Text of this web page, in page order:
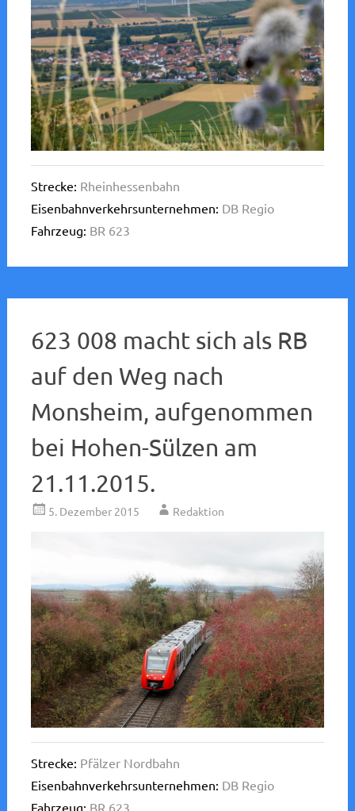
Strecke: Rheinhessenbahn
Eisenbahnverkehrsunternehmen: DB Regio
Fahrzeug: BR 623
623 008 macht sich als RB
auf den Weg nach
Monsheim, aufgenommen
bei Hohen-Sülzen am
21.11.2015.
5. Dezember 2015 Redaktion
Strecke: Pfälzer Nordbahn
Eisenbahnverkehrsunternehmen: DB Regio
Fahrzeug: BR 623